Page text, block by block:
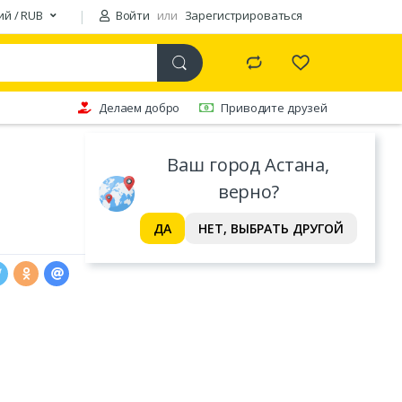
/ RUB Войти или Зарегистрироваться
Ваш город Астана,
верно?
ДА НЕТ, ВЫБРАТЬ ДРУГОЙ
Делаем добро Приводите друзей